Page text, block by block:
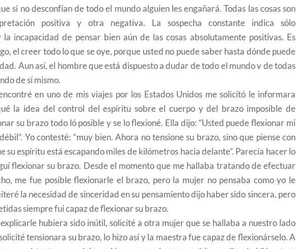
si no desconfían de todo el mundo alguien les engañará. Todas las cosas son
positiva y otra negativa. La sospecha constante indica sólo
incapacidad de pensar bien aún de las cosas absolutamente positivas. Es
el creer todo lo que se oye, porque usted no puede saber hasta dónde puede
Aun así, el hombre que está dispuesto a dudar de todo el mundo v de todas
de sí mismo.
en uno de mis viajes por los Estados Unidos me solicitó le informara
la idea del control del espíritu sobre el cuerpo y del brazo imposible de
su brazo todo ló posible y se lo flexioné. Ella dijo: “Usted puede flexionar mi
Yo contesté: “muy bien. Ahora no tensione su brazo, sino que piense con
su espíritu está escapando miles de kilómetros hacia delante”. Parecía hacer lo
flexionar su brazo. Desde el momento que me hallaba tratando de efectuar
me fue posible flexionarle el brazo, pero la mujer no pensaba como yo le
la necesidad de sinceridad en su pensamiento dijo haber sido sincera, pero
siempre fui capaz de flexionar su brazo.
hubiera sido inútil, solicité a otra mujer que se hallaba a nuestro lado
tensionara su brazo, lo hizo así y la maestra fue capaz de flexionárselo. A